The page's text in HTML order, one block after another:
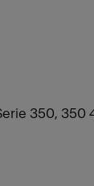
350, 350